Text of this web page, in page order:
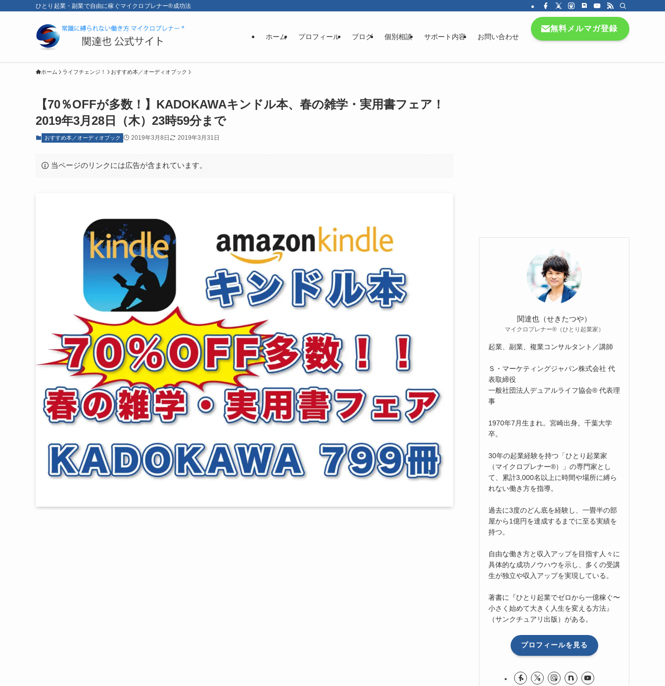
ひとり起業・副業で自由に稼ぐマイクロプレナー®成功法
ホーム プロフィール ブログ 個別相談 サポート内容 お問い合わせ
無料メルマガ登録
ホーム ライフチェンジ！ おすすめ本／オーディオブック
【70％OFFが多数！】KADOKAWAキンドル本、春の雑学・実用書フェア！
2019年3月28日（木）23時59分まで
おすすめ本／オーディオブック 2019年3月8日 2019年3月31日
当ページのリンクには広告が含まれています。
関達也（せきたつや）
マイクロプレナー®（ひとり起業家）
起業、副業、複業コンサルタント／講師
Ｓ・マーケティングジャパン株式会社 代
表取締役
一般社団法人デュアルライフ協会® 代表理
事
1970年7月生まれ。宮崎出身。千葉大学
卒。
30年の起業経験を持つ「ひとり起業家
（マイクロプレナー®）」の専門家とし
て、累計3,000名以上に時間や場所に縛ら
れない働き方を指導。
過去に3度のどん底を経験し、一畳半の部
屋から1億円を達成するまでに至る実績を
持つ。
自由な働き方と収入アップを目指す人々に
具体的な成功ノウハウを示し、多くの受講
生が独立や収入アップを実現している。
著書に『ひとり起業でゼロから一億稼ぐ〜
小さく始めて大きく人生を変える方法』
（サンクチュアリ出版）がある。
プロフィールを見る